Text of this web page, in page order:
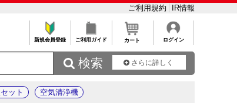
ご利用規約 IR情報
新規会員登録 ご利用ガイド カート ログイン
 検索 さらに詳しく
ット 空気清浄機